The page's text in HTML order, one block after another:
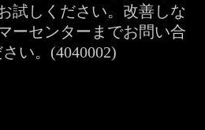
試しください。改善しな
ーセンターまでお問い合
い。(4040002)